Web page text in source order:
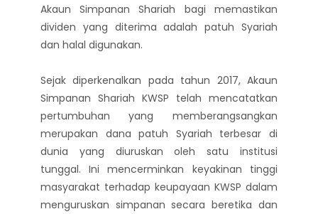
Akaun Simpanan Shariah bagi memastikan
dividen yang diterima adalah patuh Syariah
dan halal digunakan.
Sejak diperkenalkan pada tahun 2017, Akaun
Simpanan Shariah KWSP telah mencatatkan
pertumbuhan yang memberangsangkan
merupakan dana patuh Syariah terbesar di
dunia yang diuruskan oleh satu institusi
tunggal. Ini mencerminkan keyakinan tinggi
masyarakat terhadap keupayaan KWSP dalam
menguruskan simpanan secara beretika dan